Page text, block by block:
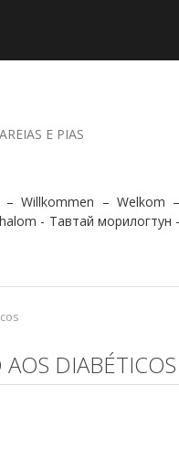
AREIAS E PIAS
Willkommen – Welkom
- Тавтай морилогтун
DIABÉTICOS